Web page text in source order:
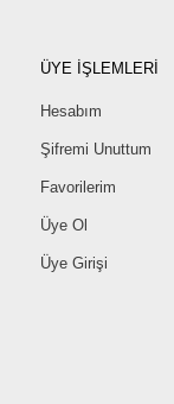
ÜYE İŞLEMLERİ
Hesabım
Şifremi Unuttum
Favorilerim
Üye Ol
Üye Girişi